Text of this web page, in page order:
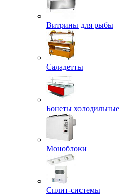
Витрины для рыбы
Саладетты
Бонеты холодильные
Моноблоки
Сплит-системы